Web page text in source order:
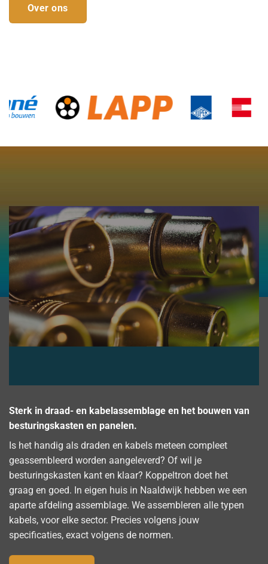
Over ons
Sterk in draad- en kabelassemblage en het bouwen van
besturingskasten en panelen.
Is het handig als draden en kabels meteen compleet
geassembleerd worden aangeleverd? Of wil je
besturingskasten kant en klaar? Koppeltron doet het
graag en goed. In eigen huis in Naaldwijk hebben we een
aparte afdeling assemblage. We assembleren alle typen
kabels, voor elke sector. Precies volgens jouw
specificaties, exact volgens de normen.